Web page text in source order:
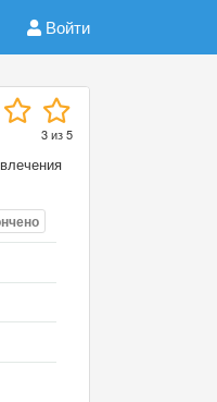
Войти
3из5